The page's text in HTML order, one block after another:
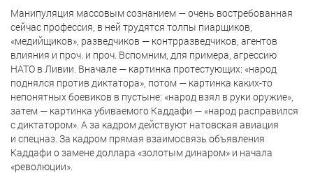
Манипуляция массовым сознанием — очень востребованная
сейчас профессия, в ней трудятся толпы пиарщиков,
«медийщиков», разведчиков — контрразведчиков, агентов
влияния и проч. и проч. Вспомним, для примера, агрессию
НАТО в Ливии. Вначале — картинка протестующих: «народ
поднялся против диктатора», потом — картинка каких-то
непонятных боевиков в пустыне: «народ взял в руки оружие»,
затем — картинка убиваемого Каддафи — «народ расправился
с диктатором». А за кадром действуют натовская авиация
и спецназ. За кадром прямая взаимосвязь объявления
Каддафи о замене доллара «золотым динаром» и начала
«революции».